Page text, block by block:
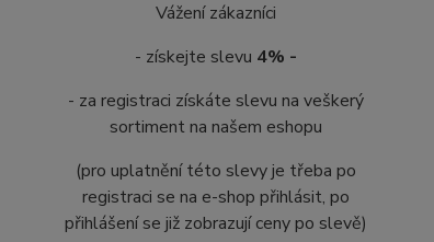
Vážení zákazníci
- získejte slevu 4% -
- za registraci získáte slevu na veškerý
sortiment na našem eshopu
(pro uplatnění této slevy je třeba po
registraci se na e-shop přihlásit, po
přihlášení se již zobrazují ceny po slevě)